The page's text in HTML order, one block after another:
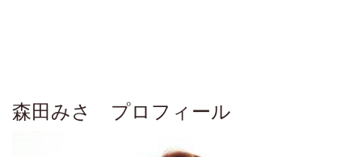
森田みさ プロフィール